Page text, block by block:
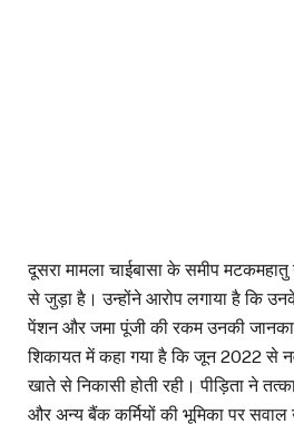
दूसरा मामला चाईबासा के समीप मटकमहातु
से जुड़ा है। उन्होंने आरोप लगाया है कि
पेंशन और जमा पूंजी की रकम उनकी
शिकायत में कहा गया है कि जून 2022 से
खाते से निकासी होती रही। पीड़िता ने
और अन्य बैंक कर्मियों की भूमिका पर सवाल